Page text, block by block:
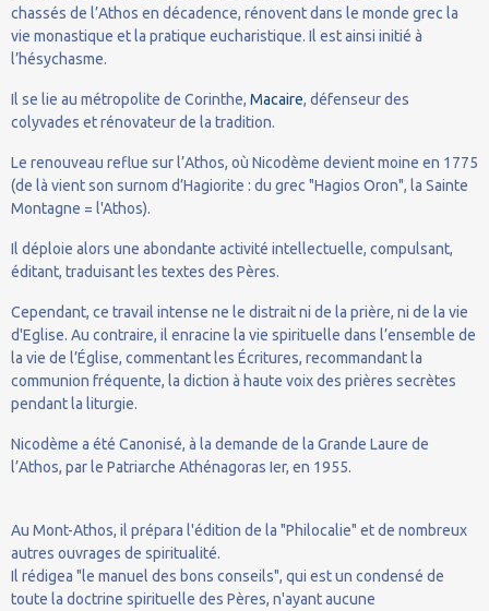
chassés de l’Athos en décadence, rénovent dans le monde grec la
vie monastique et la pratique eucharistique. Il est ainsi initié à
l’hésychasme.
Il se lie au métropolite de Corinthe, Macaire, défenseur des
colyvades et rénovateur de la tradition.
Le renouveau reflue sur l’Athos, où Nicodème devient moine en 1775
(de là vient son surnom d’Hagiorite : du grec "Hagios Oron", la Sainte
Montagne = l'Athos).
Il déploie alors une abondante activité intellectuelle, compulsant,
éditant, traduisant les textes des Pères.
Cependant, ce travail intense ne le distrait ni de la prière, ni de la vie
d'Eglise. Au contraire, il enracine la vie spirituelle dans l’ensemble de
la vie de l’Église, commentant les Écritures, recommandant la
communion fréquente, la diction à haute voix des prières secrètes
pendant la liturgie.
Nicodème a été Canonisé, à la demande de la Grande Laure de
l’Athos, par le Patriarche Athénagoras Ier, en 1955.
Au Mont-Athos, il prépara l'édition de la "Philocalie" et de nombreux
autres ouvrages de spiritualité.
Il rédigea "le manuel des bons conseils", qui est un condensé de
toute la doctrine spirituelle des Pères, n'ayant aucune